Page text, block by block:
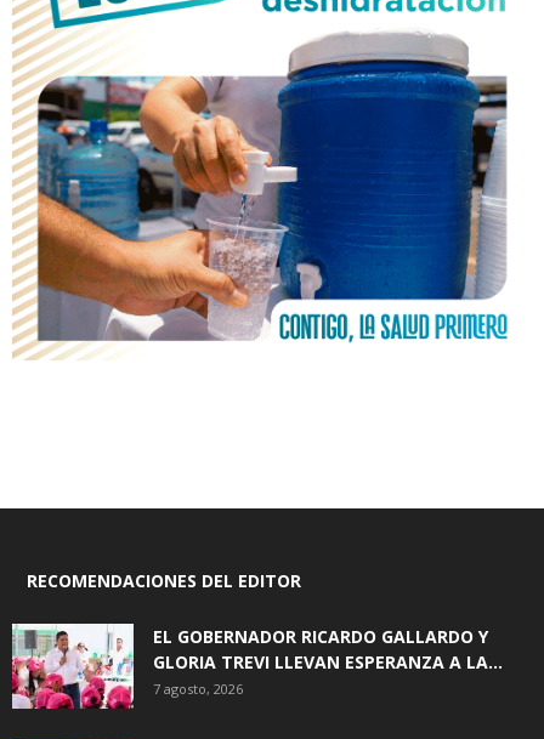
RECOMENDACIONES DEL EDITOR
EL GOBERNADOR RICARDO GALLARDO Y
GLORIA TREVI LLEVAN ESPERANZA A LA...
7 agosto, 2026